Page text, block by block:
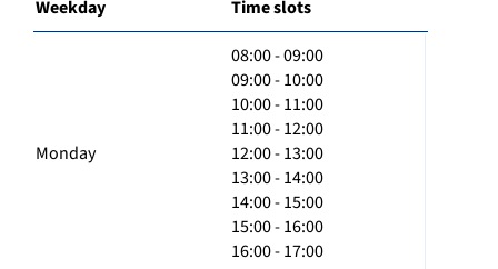
Weekday Time slots
Monday
08:00 - 09:00
09:00 - 10:00
10:00 - 11:00
11:00 - 12:00
12:00 - 13:00
13:00 - 14:00
14:00 - 15:00
15:00 - 16:00
16:00 - 17:00